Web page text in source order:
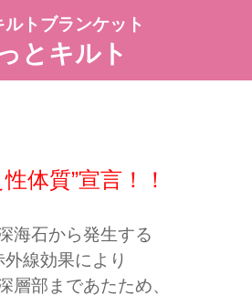
ルトブランケット
とキルト
体質”宣言！！
海石から発生する
外線効果により
層部まであたため、